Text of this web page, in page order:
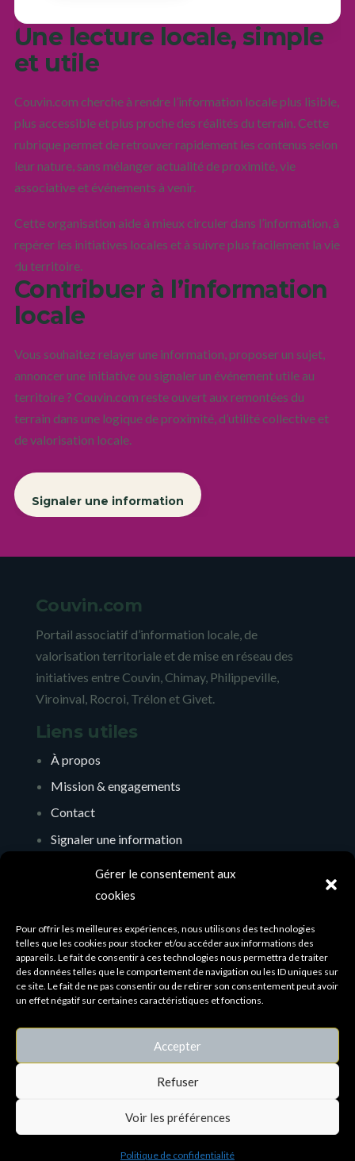
Gérer le consentement aux
cookies
Pour offrir les meilleures expériences, nous utilisons des technologies
telles que les cookies pour stocker et/ou accéder aux informations des
appareils. Le fait de consentir à ces technologies nous permettra de traiter
des données telles que le comportement de navigation ou les ID uniques sur
ce site. Le fait de ne pas consentir ou de retirer son consentement peut avoir
un effet négatif sur certaines caractéristiques et fonctions.
Accepter
Refuser
Voir les préférences
Politique de confidentialité
Une lecture locale, simple
et utile
Couvin.com cherche à rendre l’information locale plus lisible,
plus accessible et plus proche des réalités du terrain. Cette
rubrique permet de retrouver rapidement les contenus selon
leur nature, sans mélanger actualité de proximité, vie
associative et événements à venir.
Cette organisation aide à mieux circuler dans l’information, à
repérer les initiatives locales et à suivre plus facilement la vie
du territoire.
Contribuer à l’information
locale
Vous souhaitez relayer une information, proposer un sujet,
annoncer une initiative ou signaler un événement utile au
territoire ? Couvin.com reste ouvert aux remontées du
terrain dans une logique de proximité, d’utilité collective et
de valorisation locale.
Signaler une information
Couvin.com
Portail associatif d’information locale, de
valorisation territoriale et de mise en réseau des
initiatives entre Couvin, Chimay, Philippeville,
Viroinval, Rocroi, Trélon et Givet.
Liens utiles
À propos
Mission & engagements
Contact
Signaler une information
Mentions légales
Contact & réseau
christophe@couvin.com
Relier les habitants, les initiatives et les ressources
© Couvin.com ASBL — BE 0504.876.288